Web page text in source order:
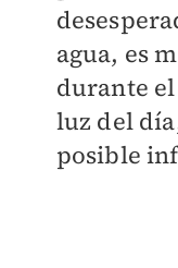
agua, es
durante
luz del
posible